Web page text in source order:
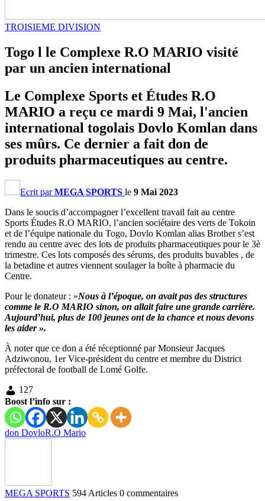
TROISIEME DIVISION
Togo l le Complexe R.O MARIO visité
par un ancien international
Le Complexe Sports et Études R.O
MARIO a reçu ce mardi 9 Mai, l'ancien
international togolais Dovlo Komlan dans
ses mûrs. Ce dernier a fait don de
produits pharmaceutiques au centre.
Ecrit parMEGA SPORTS le 9 Mai 2023
Dans le soucis d’accompagner l’excellent travail fait au centre
Sports Études R.O MARIO, l’ancien sociétaire des verts de Tokoin
et de l’équipe nationale du Togo, Dovlo Komlan alias Brother s’est
rendu au centre avec des lots de produits pharmaceutiques pour le 3è
trimestre. Ces lots composés des sérums, des produits buvables , de
la betadine et autres viennent soulager la boîte à pharmacie du
Centre.
Pour le donateur : »Nous à l’époque, on avait pas des structures
comme le R.O MARIO sinon, on allait faire une grande carrière.
Aujourd’hui, plus de 100 jeunes ont de la chance et nous devons
les aider ».
À noter que ce don a été réceptionné par Monsieur Jacques
Adziwonou, 1er Vice-président du centre et membre du District
préfectoral de football de Lomé Golfe.
127
Boost l’info sur :
don DovloR.O Mario
MEGA SPORTS 594 Articles 0 commentaires